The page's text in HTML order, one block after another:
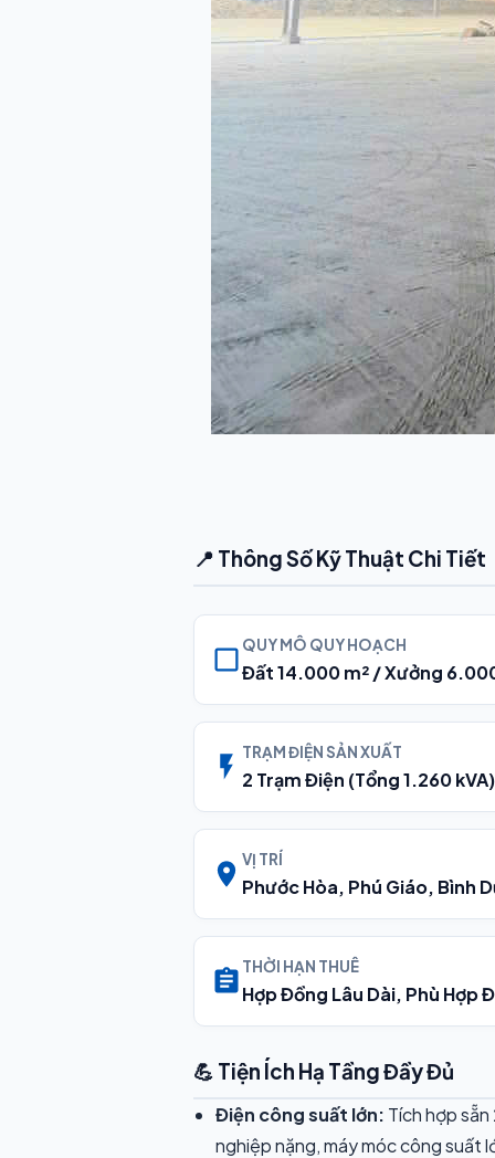
📍 Thông Số Kỹ Thuật Chi Tiết
QUY MÔ QUY HOẠCH
Đất 14.000 m² / Xưởng
TRẠM ĐIỆN SẢN XUẤT
2 Trạm Điện (Tổng 1.260 kVA)
VỊ TRÍ
Phước Hòa, Phú Giáo, Bình
THỜI HẠN THUÊ
Hợp Đồng Lâu Dài, Phù Hợp
💪 Tiện Ích Hạ Tầng Đầy Đủ
Điện công suất lớn: Tích hợp
nghiệp nặng, máy móc công suất